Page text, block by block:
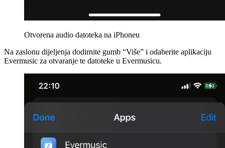
Otvorena audio datoteka na iPhoneu
Na zaslonu dijeljenja dodirnite gumb “Više” i odaberite aplikaciju
Evermusic za otvaranje te datoteke u Evermusicu.